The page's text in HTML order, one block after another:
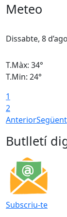
Meteo
Dissabte, 8
T.Màx: 34°
T.Min: 24°
1
2
AnteriorSegüent
Butlletí
Subscriu-te